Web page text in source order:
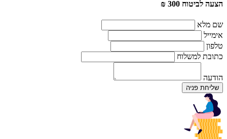
הצעה לביטוח 300 ₪
שם מלא
אימייל
טלפון
כתובת למשלוח
הודעה
שליחת פניה